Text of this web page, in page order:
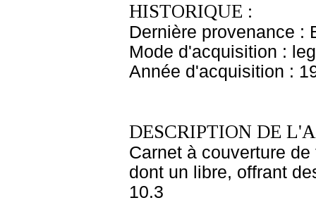
HISTORIQUE :
Dernière provenance :
Mode d'acquisition :
Année d'acquisition :
DESCRIPTION DE
Carnet à couverture
dont un libre, offrant
10.3